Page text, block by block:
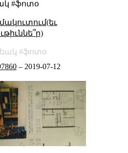
#ֆոտօ
ֆոտօ
– 2019-07-12